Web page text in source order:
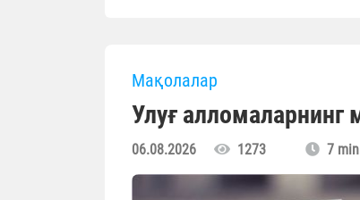
Мақолалар
Улуғ
06.08.2026 1273 7